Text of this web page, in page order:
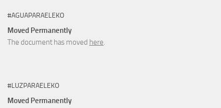
#AGUAPARAELEKO
Moved Permanently
The document has moved here.
#LUZPARAELEKO
Moved Permanently